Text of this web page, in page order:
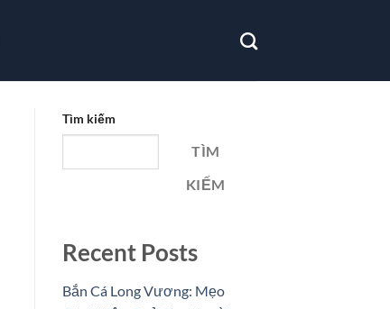
Tìm kiếm
TÌM
KIẾM
Recent Posts
Bắn Cá Long Vương: Mẹo